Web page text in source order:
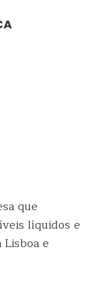
que
líquidos e
e